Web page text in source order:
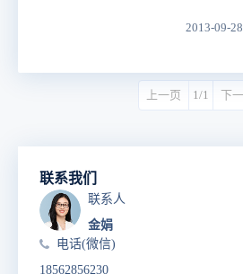
2013-09-
上一页 1/1 下
联系我们
联系人
金娟
电话(微信)
18562856230